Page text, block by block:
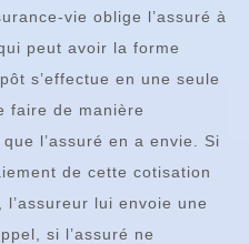
vie oblige l’assuré à
peut avoir la forme
s’effectue en une seule
faire de manière
l’assuré en a envie. Si
de cette cotisation
lui envoie une
si l’assuré ne